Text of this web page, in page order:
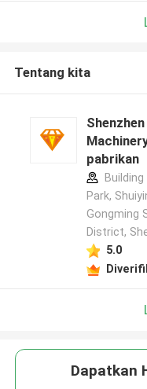
Tentang kita
pabrikan
Park,
Gongming
District,
5.0
Dapatkan